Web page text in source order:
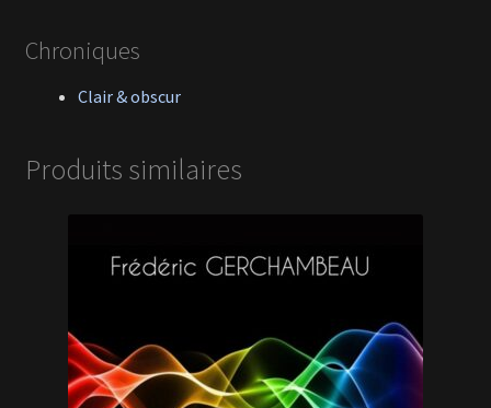
Chroniques
Clair & obscur
Produits similaires